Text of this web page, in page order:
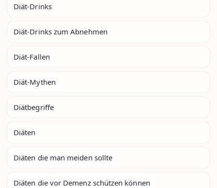
Diät-Drinks
Diät-Drinks zum Abnehmen
Diät-Fallen
Diät-Mythen
Diätbegriffe
Diäten
Diäten die man meiden sollte
Diäten die vor Demenz schützen können